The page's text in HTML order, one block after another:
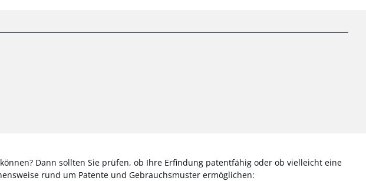
Dann sollten Sie prüfen, ob Ihre Erfindung patentfähig oder ob vielleicht eine
rund um Patente und Gebrauchsmuster ermöglichen: